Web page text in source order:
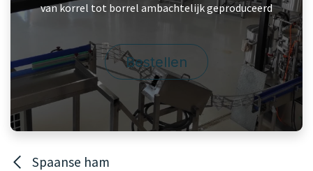
van korrel tot borrel ambachtelijk geproduceerd
Bestellen
Spaanse ham